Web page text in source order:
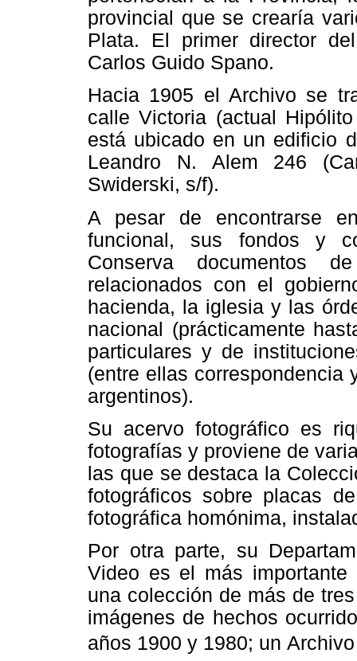
provincial que se crearía
Plata. El primer director
Carlos Guido Spano.
Hacia 1905 el Archivo se
calle Victoria (actual
está ubicado en un edificio
Leandro N. Alem 246
Swiderski, s/f).
A pesar de encontrarse
funcional, sus fondos y
Conserva documentos
relacionados con el
hacienda, la iglesia y las
nacional (prácticamente
particulares y de
(entre ellas correspondencia
argentinos).
Su acervo fotográfico es
fotografías y proviene de
las que se destaca la
fotográficos sobre placas
fotográfica homónima,
Por otra parte, su
Video es el más importante
una colección de más de
imágenes de hechos
años 1900 y 1980; un